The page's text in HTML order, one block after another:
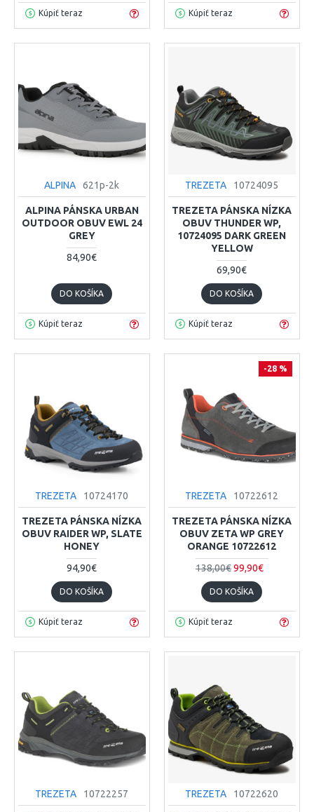
Kúpiť teraz Kúpiť teraz
ALPINA 621p-2k
ALPINA PÁNSKA URBAN
OUTDOOR OBUV EWL 24
GREY
84,90€
DO KOŠÍKA
Kúpiť teraz
TREZETA 10724095
TREZETA PÁNSKA NÍZKA
OBUV THUNDER WP,
10724095 DARK GREEN
YELLOW
69,90€
DO KOŠÍKA
Kúpiť teraz
TREZETA 10724170
TREZETA PÁNSKA NÍZKA
OBUV RAIDER WP, SLATE
HONEY
94,90€
DO KOŠÍKA
Kúpiť teraz
-28 %
TREZETA 10722612
TREZETA PÁNSKA NÍZKA
OBUV ZETA WP GREY
ORANGE 10722612
138,00€99,90€
DO KOŠÍKA
Kúpiť teraz
TREZETA 10722257 TREZETA 10722620